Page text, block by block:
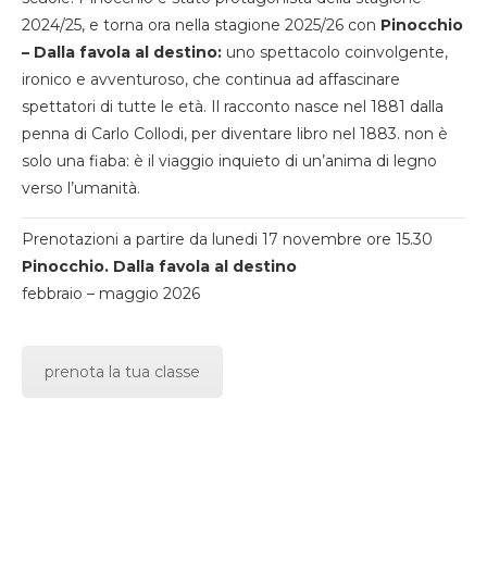
2024/25, e torna ora nella stagione 2025/26 con Pinocchio
– Dalla favola al destino: uno spettacolo coinvolgente,
ironico e avventuroso, che continua ad affascinare
spettatori di tutte le età. Il racconto nasce nel 1881 dalla
penna di Carlo Collodi, per diventare libro nel 1883. non è
solo una fiaba: è il viaggio inquieto di un’anima di legno
verso l’umanità.
Prenotazioni a partire da lunedi 17 novembre ore 15.30
Pinocchio. Dalla favola al destino
febbraio – maggio 2026
prenota la tua classe